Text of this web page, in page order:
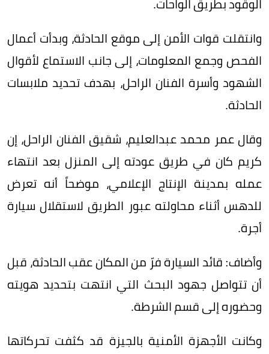
وانتقلت قوات الأمن إلى موقع الحادثة، وبدأت أعمال
الفحص وجمع المعلومات، إلى جانب الاستماع لأقوال
الشهود وأسرة الفنان الراحل، بهدف تحديد ملابسات
الحادثة.
وقال عمر محمد عبدالعليم، شقيق الفنان الراحل، إن
كريم كان في طريق عودته إلى المنزل بعد انتهاء
عمله بمدينة الإنتاج الإعلامي، موضحاً أنه تعرض
للدهس أثناء محاولته عبور الطريق لاستقلال سيارة
أجرة.
وأضاف: قائد السيارة فرّ من المكان عقب الحادثة، قبل
أن تتواصل جهود البحث التي انتهت بتحديد هويته
وحضوره إلى قسم الشرطة.
وكانت الأجهزة الأمنية بالجيزة قد كثفت تحركاتها